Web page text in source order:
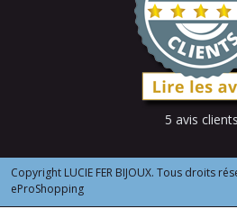
5 avis clients
Copyright LUCIE FER BIJOUX. Tous droits
eProShopping